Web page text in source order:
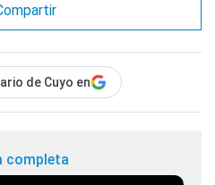
de Cuyo en
completa